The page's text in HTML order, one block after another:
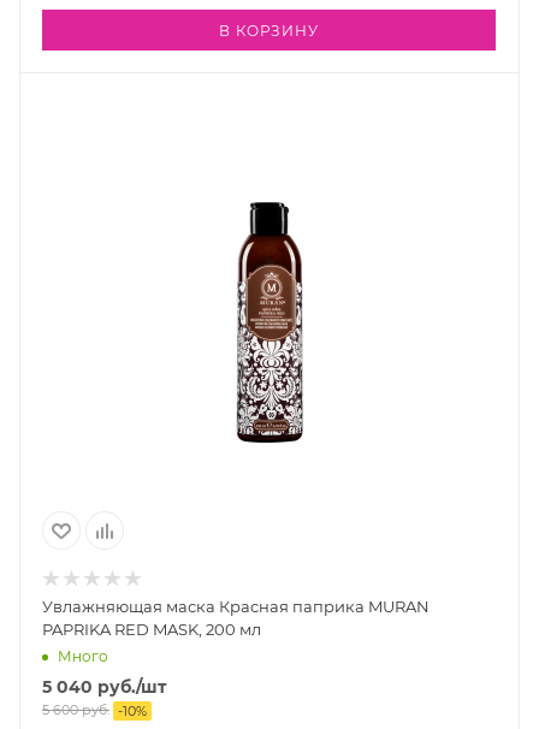
В КОРЗИНУ
Увлажняющая маска Красная паприка MURAN
PAPRIKA RED MASK, 200 мл
Много
5 040 руб./шт
5 600руб. -10%